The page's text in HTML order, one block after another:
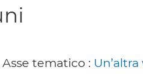
Asse tematico :